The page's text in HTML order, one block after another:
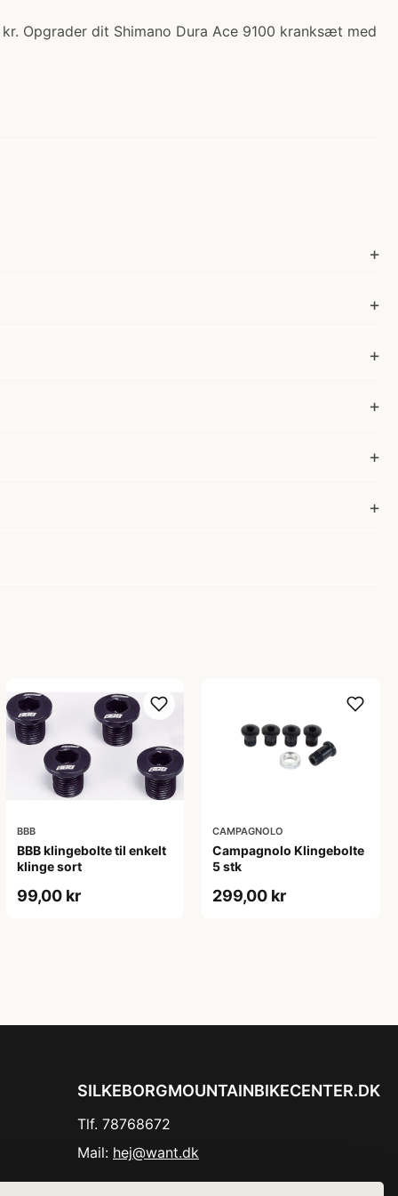
Opgrader dit Shimano Dura Ace 9100 kranksæt med
BBB
BBB klingebolte til enkelt
klinge sort
99,00 kr
CAMPAGNOLO
Campagnolo Klingebolte
5 stk
299,00 kr
SILKEBORGMOUNTAINBIKECENTER.DK
Tlf. 78768672
Mail: hej@want.dk